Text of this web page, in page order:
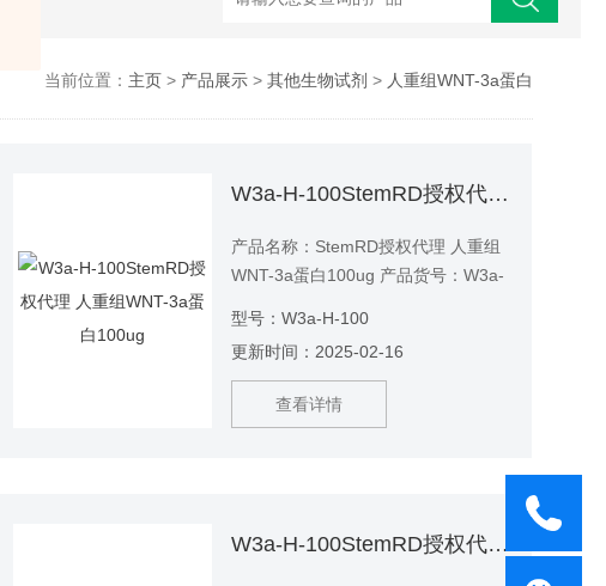
当前位置： 主页> 产品展示> 其他生物试剂 > 人重组WNT-3a蛋白
W3a-H-100StemRD授权代理 人重组WNT-3a蛋白100ug
产品名称：StemRD授权代理 人重组
WNT-3a蛋白100ug 产品货号：W3a-
型号：W3a-H-100
更新时间：2025-02-16
查看详情
W3a-H-100StemRD授权代理商 人重组WNT-3a蛋白100ug